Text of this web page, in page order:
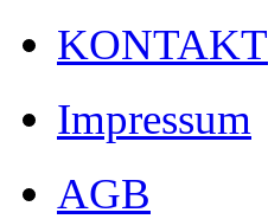
KONTAKT
Impressum
AGB